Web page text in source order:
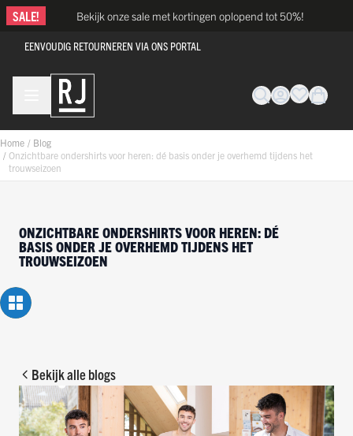
Ga naar de inhoud
SALE! Bekijk onze sale met kortingen oplopend tot 50%!
EENVOUDIG RETOURNEREN VIA ONS PORTAL
Home / Blog
/ Onzichtbare ondershirts voor heren: dé basis onder je overhemd tijdens het
trouwseizoen
ONZICHTBARE ONDERSHIRTS VOOR HEREN: DÉ
BASIS ONDER JE OVERHEMD TIJDENS HET
TROUWSEIZOEN
Bekijk alle blogs